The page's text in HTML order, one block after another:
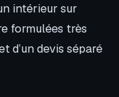
intérieur sur
formulées très
d’un devis séparé